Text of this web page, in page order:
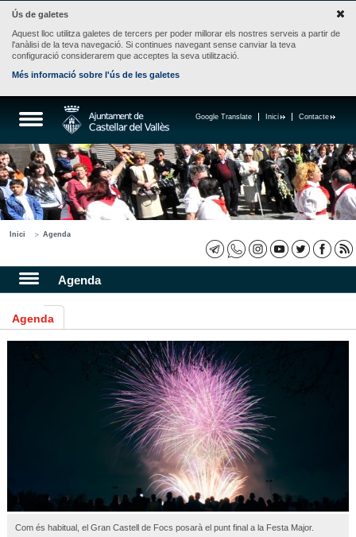
Ús de galetes
Aquest lloc utilitza galetes de tercers per poder millorar els nostres serveis a partir de
l'anàlisi de la teva navegació. Si continues navegant sense canviar la teva
configuració considerarem que acceptes la seva utilització.
Més informació sobre l'ús de les galetes
Contacte
Inici
Google Translate
Inici Agenda
Agenda
Agenda
Com és habitual, el Gran Castell de Focs posarà el punt final a la Festa Major.